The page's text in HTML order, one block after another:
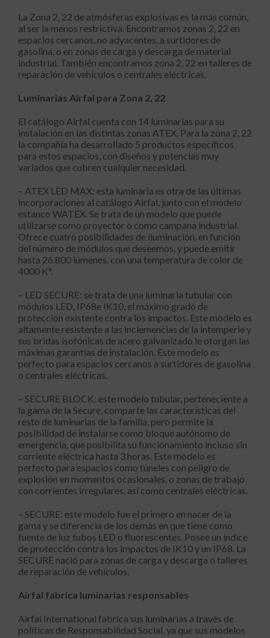
La Zona 2, 22 de atmósferas explosivas es la más común,
al ser la menos restrictiva. Encontramos zonas 2, 22 en
espacios cercanos, no adyacentes, a surtidores de
gasolina, o en zonas de carga y descarga de material
industrial. También encontramos zona 2, 22 en talleres de
reparación de vehículos o centrales eléctricas.
Luminarias Airfal para Zona 2, 22
El catálogo Airfal cuenta con 14 luminarias para su
instalación en las distintas zonas ATEX. Para la zona 2, 22
la compañía ha desarrollado 5 productos específicos
para estos espacios, con diseños y potencias muy
variados que cubren cualquier necesidad.
– ATEX LED MAX: esta luminaria es otra de las últimas
incorporaciones al catálogo Airfal, junto con el modelo
estanco WATEX. Se trata de un modelo que puede
utilizarse como proyector o como campana industrial.
Ofrece cuatro posibilidades de iluminación, en función
del número de módulos que deseemos, y puede emitir
hasta 26.800 lúmenes, con una temperatura de color de
4000 K°.
– LED SECURE: se trata de una luminaria tubular con
módulos LED, IP68e IK10, el máximo grado de
protección existente contra los impactos. Este modelo es
altamente resistente a las inclemencias de la intemperie y
sus bridas isofónicas de acero galvanizado le otorgan las
máximas garantías de instalación. Este modelo es
perfecto para espacios cercanos a surtidores de gasolina
o centrales eléctricas.
– SECURE BLOCK: este modelo tubular, perteneciente a
la gama de la Secure, comparte las características del
resto de luminarias de la familia, pero permite la
posibilidad de instalarse como bloque autónomo de
emergencia, que posibilita su funcionamiento incluso sin
corriente eléctrica hasta 3 horas. Este modelo es
perfecto para espacios como túneles con peligro de
explosión en momentos ocasionales, o zonas de trabajo
con corrientes irregulares, así como centrales eléctricas.
– SECURE: este modelo fue el primero en nacer de la
gama y se diferencia de los demás en que tiene como
fuente de luz tubos LED o fluorescentes. Posee un índice
de protección contra los impactos de IK10 y un IP68. La
SECURE nació para zonas de carga y descarga o talleres
de reparación de vehículos.
Airfal fabrica luminarias responsables
Airfal International fabrica sus luminarias a través de
políticas de Responsabilidad Social, ya que sus modelos